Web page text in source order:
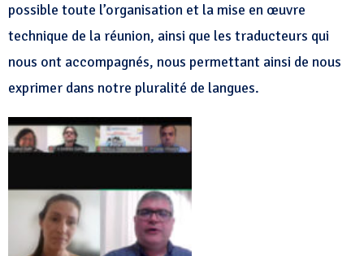
possible toute l’organisation et la mise en œuvre
technique de la réunion, ainsi que les traducteurs qui
nous ont accompagnés, nous permettant ainsi de nous
exprimer dans notre pluralité de langues.